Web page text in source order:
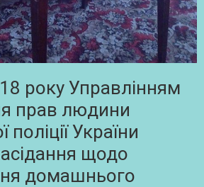
року Управлінням
прав людини
поліції України
щодо
домашнього